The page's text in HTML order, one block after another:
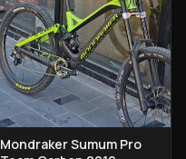
Mondraker Sumum Pro